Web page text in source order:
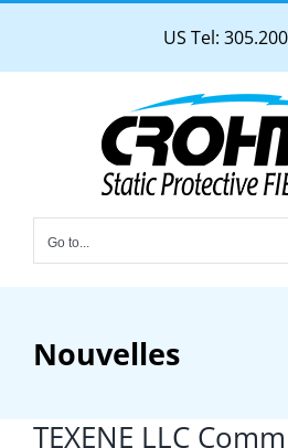
content
US Tel:
Go to...
Nouvelles
TEXENE LLC